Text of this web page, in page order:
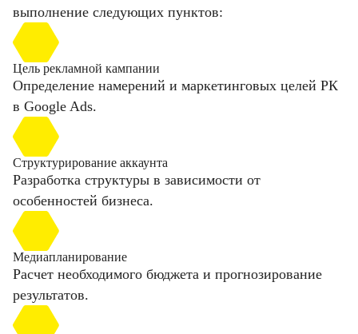
выполнение следующих пунктов:
Цель рекламной кампании
Определение намерений и маркетинговых целей РК
в Google Ads.
Структурирование аккаунта
Разработка структуры в зависимости от
особенностей бизнеса.
Медиапланирование
Расчет необходимого бюджета и прогнозирование
результатов.